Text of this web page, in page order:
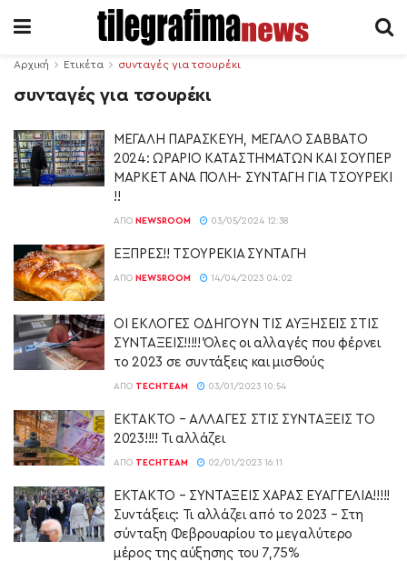
Αρχική Ετικέτα συνταγές για τσουρέκι
συνταγές για τσουρέκι
ΜΕΓΑΛΗ ΠΑΡΑΣΚΕΥΗ, ΜΕΓΑΛΟ ΣΑΒΒΑΤΟ
2024: ΩΡΑΡΙΟ ΚΑΤΑΣΤΗΜΑΤΩΝ ΚΑΙ ΣΟΥΠΕΡ
ΜΑΡΚΕΤ ΑΝΑ ΠΟΛΗ- ΣΥΝΤΑΓΗ ΓΙΑ ΤΣΟΥΡΕΚΙ
!!
ΑΠΌ NEWSROOM 03/05/2024 12:38
ΕΞΠΡΕΣ!! ΤΣΟΥΡΕΚΙΑ ΣΥΝΤΑΓΗ
ΑΠΌ NEWSROOM 14/04/2023 04:02
ΟΙ ΕΚΛΟΓΕΣ ΟΔΗΓΟΥΝ ΤΙΣ ΑΥΞΗΣΕΙΣ ΣΤΙΣ
ΣΥΝΤΑΞΕΙΣ!!!!! Όλες οι αλλαγές που φέρνει
το 2023 σε συντάξεις και μισθούς
ΑΠΌ TECHTEAM 03/01/2023 10:54
ΕΚΤΑΚΤΟ – ΑΛΛΑΓΕΣ ΣΤΙΣ ΣΥΝΤΑΞΕΙΣ ΤΟ
2023!!!! Τι αλλάζει
ΑΠΌ TECHTEAM 02/01/2023 16:11
ΕΚΤΑΚΤΟ – ΣΥΝΤΑΞΕΙΣ ΧΑΡΑΣ ΕΥΑΓΓΕΛΙΑ!!!!!
Συντάξεις: Τι αλλάζει από το 2023 – Στη
σύνταξη Φεβρουαρίου το μεγαλύτερο
μέρος της αύξησης του 7,75%